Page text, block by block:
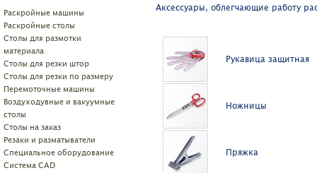
Pаскройные машины
Раскройные столы
Столы для размотки
материала
Cтолы для резки штор
Столы для резки по размеру
Перемоточные машины
Воздуходувные и вакуумные
столы
Столы на заказ
Резаки и разматыватели
Специальное оборудование
Системa CAD
Аксессуары, облегчающие работу
Рукавица защитная
Ножницы
Пряжка